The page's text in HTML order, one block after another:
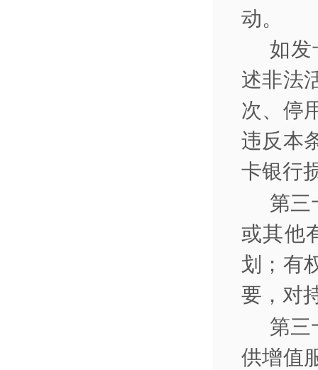
动。
如发
述非法
次、停
违反本
卡银行
第三
或其他
划；有
要，对
第三
供增值